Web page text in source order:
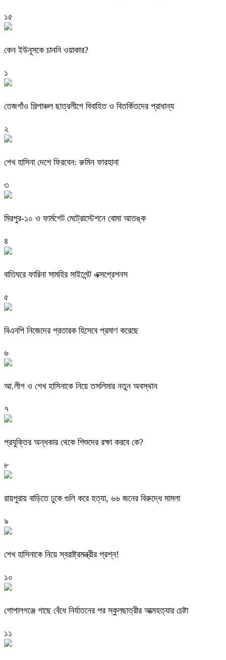
১৫
কেন ইউনূসকে চাননি ওয়াকার?
১
তেজগাঁও শিল্পাঞ্চল ছাত্রলীগে বিবাহিত ও বিতর্কিতদের প্রাধান্য
২
শেখ হাসিনা দেশে ফিরবেন: রুমিন ফারহানা
৩
মিরপুর-১০ ও ফার্মগেট মেট্রোস্টেশনে বোমা আতঙ্ক
৪
বাতিঘরে ফারিনা সামহির সাইলেন্ট এক্সপ্রেশনস
৫
বিএনপি নিজেদের প্রতারক হিসেবে প্রমাণ করেছে
৬
আ.লীগ ও শেখ হাসিনাকে নিয়ে তসলিমার নতুন অবস্থান
৭
প্রযুক্তির অন্ধকার থেকে শিশুদের রক্ষা করবে কে?
৮
রায়পুরায় বাড়িতে ঢুকে গুলি করে হত্যা, ৬৬ জনের বিরুদ্ধে মামলা
৯
শেখ হাসিনাকে নিয়ে স্বরাষ্ট্রমন্ত্রীর প্রশ্ন!
১০
গোপালগঞ্জে গাছে বেঁধে নির্যাতনের পর স্কুলছাত্রীর আত্মহত্যার চেষ্টা
১১